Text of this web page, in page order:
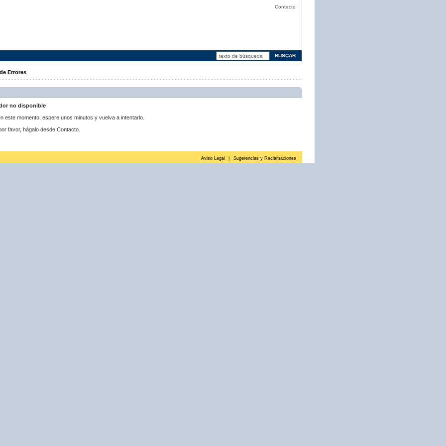
Contacto
Errores
no disponible
este momento, espere unos minutos y vuelva a intentarlo.
favor, hágalo desde Contacto.
Aviso Legal Sugerencias y Reclamaciones